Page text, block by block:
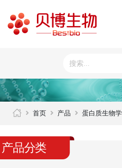
首页 产品 蛋白质生物学
产品分类